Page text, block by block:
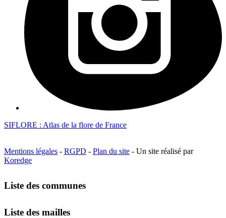
SIFLORE : Atlas de la flore de France
Mentions légales - RGPD - Plan du site - Un site réalisé par
Koredge
Liste des communes
Liste des mailles